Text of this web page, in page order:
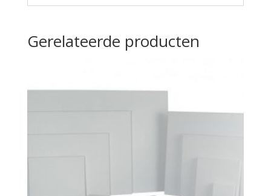
Gerelateerde producten